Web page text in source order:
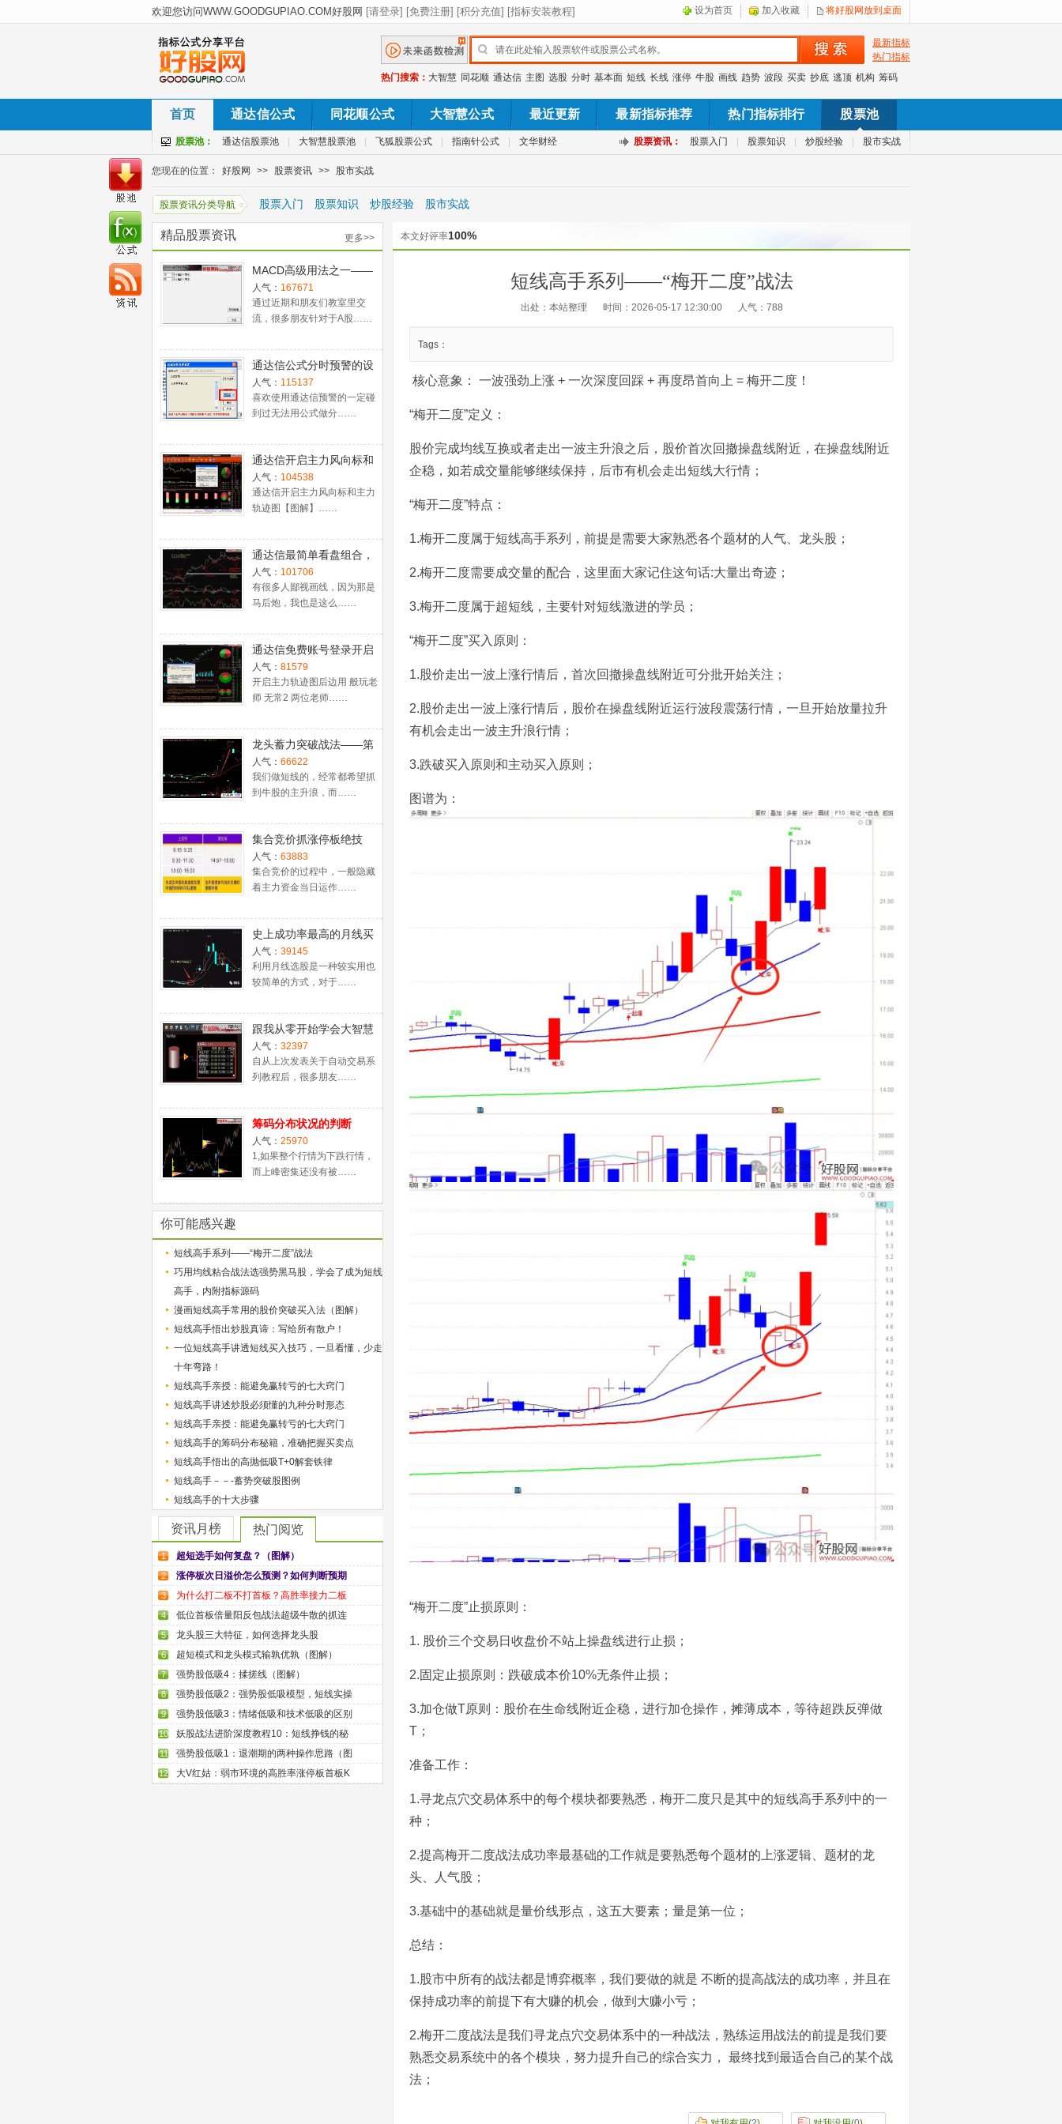
设为首页 加入收藏 将好股网放到桌面
最新指标
热门指标
热门搜索： 大智慧 同花顺 通达信 主图 选股 分时 基本面 短线 长线 涨停 牛股 画线 趋势 波段 买卖 抄底 逃顶 机构 筹码
首页 通达信公式 同花顺公式 大智慧公式 最近更新 最新指标推荐 热门指标排行 股票池
股票池： 通达信股票池 大智慧股票池 飞狐股票公式 指南针公式 文华财经 股票资讯： 股票入门 股票知识 炒股经验 股市实战
您现在的位置： 好股网 >> 股票资讯 >> 股市实战
股票资讯分类导航 股票入门 股票知识 炒股经验 股市实战
精品股票资讯 更多>>
MACD高级用法之一——
稳健买入法+2点卖出法
人气： 167671
通过近期和朋友们教室里交
流，很多朋友针对于A股……
通达信公式分时预警的设
置
人气： 115137
喜欢使用通达信预警的一定碰
到过无法用公式做分……
通达信开启主力风向标和
主力轨迹图【图解】
人气： 104538
通达信开启主力风向标和主力
轨迹图【图解】……
通达信最简单看盘组合，
抓强势股双头的超短线盈
利－－之五（均线战法找
心脏）
人气： 101706
有很多人鄙视画线，因为那是
马后炮，我也是这么……
通达信免费账号登录开启
十档框和调用主力监控教
程
人气： 81579
开启主力轨迹图后边用 般玩老
师 无常2 两位老师……
龙头蓄力突破战法——第
一时间介入牛股主升浪捕
捉涨停板的技巧（图解）
人气： 66622
我们做短线的，经常都希望抓
到牛股的主升浪，而……
集合竞价抓涨停板绝技
（附公式源码）
人气： 63883
集合竞价的过程中，一般隐藏
着主力资金当日运作……
史上成功率最高的月线买
入法，精准高效筛选暴涨
牛股，堪称选股法宝！
人气： 39145
利用月线选股是一种较实用也
较简单的方式，对于……
跟我从零开始学会大智慧
股票池自动交易
人气： 32397
自从上次发表关于自动交易系
列教程后，很多朋友……
筹码分布状况的判断
人气： 25970
1,如果整个行情为下跌行情，
而上峰密集还没有被……
你可能感兴趣
短线高手系列——“梅开二度”战法
巧用均线粘合战法选强势黑马股，学会了成为短线
高手，内附指标源码
漫画短线高手常用的股价突破买入法（图解）
短线高手悟出炒股真谛：写给所有散户！
一位短线高手讲透短线买入技巧，一旦看懂，少走
十年弯路！
短线高手亲授：能避免赢转亏的七大窍门
短线高手讲述炒股必须懂的九种分时形态
短线高手亲授：能避免赢转亏的七大窍门
短线高手的筹码分布秘籍，准确把握买卖点
短线高手悟出的高抛低吸T+0解套铁律
短线高手－－-蓄势突破股图例
短线高手的十大步骤
资讯月榜 热门阅览
1 超短选手如何复盘？（图解）
2 涨停板次日溢价怎么预测？如何判断预期
3 为什么打二板不打首板？高胜率接力二板
4 低位首板倍量阳反包战法超级牛散的抓连
5 龙头股三大特征，如何选择龙头股
6 超短模式和龙头模式输孰优孰（图解）
7 强势股低吸4：揉搓线（图解）
8 强势股低吸2：强势股低吸模型，短线实操
9 强势股低吸3：情绪低吸和技术低吸的区别
10 妖股战法进阶深度教程10：短线挣钱的秘
11 强势股低吸1：退潮期的两种操作思路（图
12 大V红姑：弱市环境的高胜率涨停板首板K
本文好评率100%
短线高手系列——“梅开二度”战法
出处：本站整理 时间：2026-05-17 12:30:00 人气： 788
Tags：
核心意象： 一波强劲上涨 + 一次深度回踩 + 再度昂首向上 = 梅开二度！
“梅开二度”定义：
股价完成均线互换或者走出一波主升浪之后，股价首次回撤操盘线附近，在操盘线附近
企稳，如若成交量能够继续保持，后市有机会走出短线大行情；
“梅开二度”特点：
1.梅开二度属于短线高手系列，前提是需要大家熟悉各个题材的人气、龙头股；
2.梅开二度需要成交量的配合，这里面大家记住这句话:大量出奇迹；
3.梅开二度属于超短线，主要针对短线激进的学员；
“梅开二度”买入原则：
1.股价走出一波上涨行情后，首次回撤操盘线附近可分批开始关注；
2.股价走出一波上涨行情后，股价在操盘线附近运行波段震荡行情，一旦开始放量拉升
有机会走出一波主升浪行情；
3.跌破买入原则和主动买入原则；
图谱为：
“梅开二度”止损原则：
1. 股价三个交易日收盘价不站上操盘线进行止损；
2.固定止损原则：跌破成本价10%无条件止损；
3.加仓做T原则：股价在生命线附近企稳，进行加仓操作，摊薄成本，等待超跌反弹做
T；
准备工作：
1.寻龙点穴交易体系中的每个模块都要熟悉，梅开二度只是其中的短线高手系列中的一
种；
2.提高梅开二度战法成功率最基础的工作就是要熟悉每个题材的上涨逻辑、题材的龙
头、人气股；
3.基础中的基础就是量价线形点，这五大要素；量是第一位；
总结：
1.股市中所有的战法都是博弈概率，我们要做的就是 不断的提高战法的成功率，并且在
保持成功率的前提下有大赚的机会，做到大赚小亏；
2.梅开二度战法是我们寻龙点穴交易体系中的一种战法，熟练运用战法的前提是我们要
熟悉交易系统中的各个模块，努力提升自己的综合实力， 最终找到最适合自己的某个战
法；